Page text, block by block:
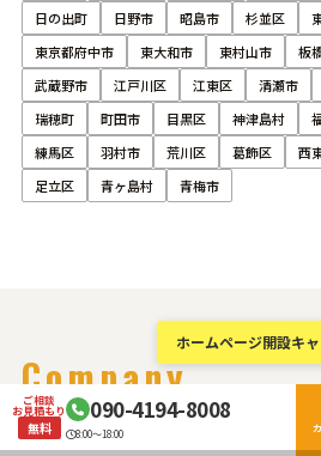
日の出町
日野市 昭島市 杉並区
東京都府中市
東大和市 東村山市 板
武蔵野市
江戸川区 江東区 清瀬市
瑞穂町
町田市 目黒区 神津島村
練馬区
羽村市 荒川区 葛飾区 西
足立区
青ヶ島村 青梅市
Company
会社概要
ホームページ開設キ
ご相談
お見積もり
無料
090-4194-8008
8:00～18:00